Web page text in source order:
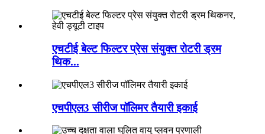
एचटीई बेल्ट फिल्टर प्रेस संयुक्त रोटरी ड्रम
थिक...
एचपीएल3 सीरीज पॉलिमर तैयारी इकाई